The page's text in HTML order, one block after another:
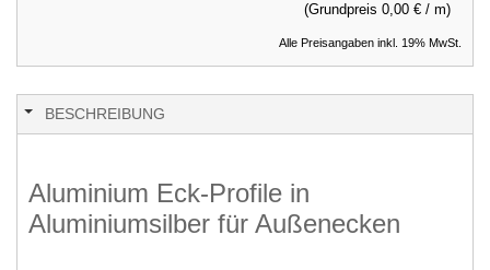
(Grundpreis 0,00 € / m)
Alle Preisangaben inkl. 19% MwSt.
BESCHREIBUNG
Aluminium Eck-Profile in
Aluminiumsilber für Außenecken